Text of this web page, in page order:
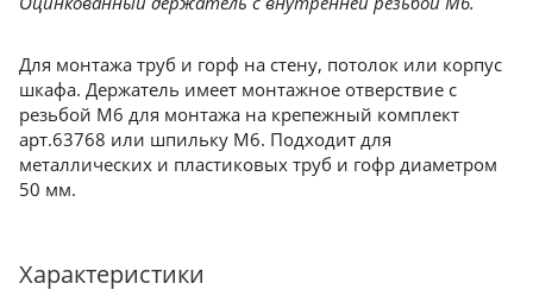
Для монтажа труб и горф на стену, потолок или корпус
шкафа. Держатель имеет монтажное отверствие с
резьбой М6 для монтажа на крепежный комплект
арт.63768 или шпильку М6. Подходит для
металлических и пластиковых труб и гофр диаметром
50 мм.
Характеристики